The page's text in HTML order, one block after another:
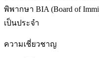
พิพากษา BIA (Board of
เป็นประจำ
ความเชี่ยวชาญ